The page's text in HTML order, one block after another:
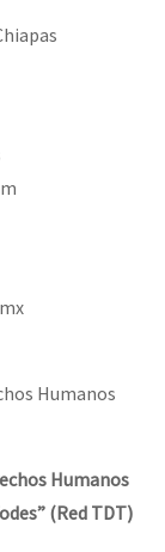
Humanos
Humanos
(Red TDT)